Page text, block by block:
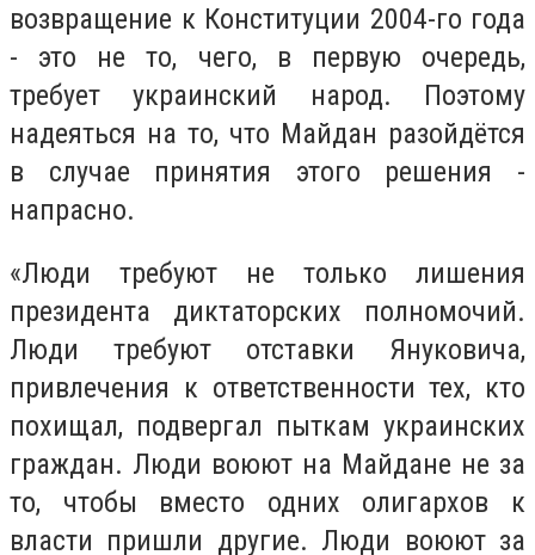
возвращение к Конституции 2004-го года
- это не то, чего, в первую очередь,
требует украинский народ. Поэтому
надеяться на то, что Майдан разойдётся
в случае принятия этого решения -
напрасно.
«Люди требуют не только лишения
президента диктаторских полномочий.
Люди требуют отставки Януковича,
привлечения к ответственности тех, кто
похищал, подвергал пыткам украинских
граждан. Люди воюют на Майдане не за
то, чтобы вместо одних олигархов к
власти пришли другие. Люди воюют за